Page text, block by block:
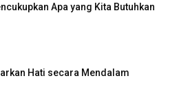
Apa yang Kita Butuhkan
Hati secara Mendalam